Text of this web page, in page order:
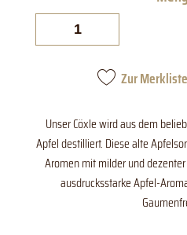
Menge
Zur
Unser Cöxle wird aus dem
Apfel destilliert. Diese alte
Aromen mit milder und
ausdrucksstarke Apfel-